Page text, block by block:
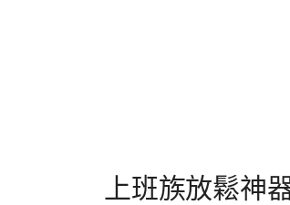
上班族放鬆神